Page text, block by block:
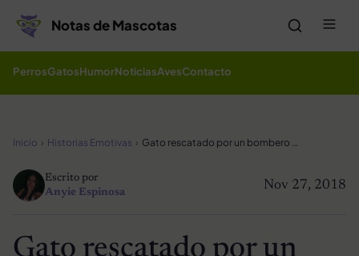
Notas de Mascotas
PerrosGatosHumorNoticiasAvesContacto
Inicio Historias Emotivas Gato rescatado por un bombero de un incendio forestal no quiere separarse de él
Nov 27, 2018
Escrito por
Anyie Espinosa
Gato rescatado por un